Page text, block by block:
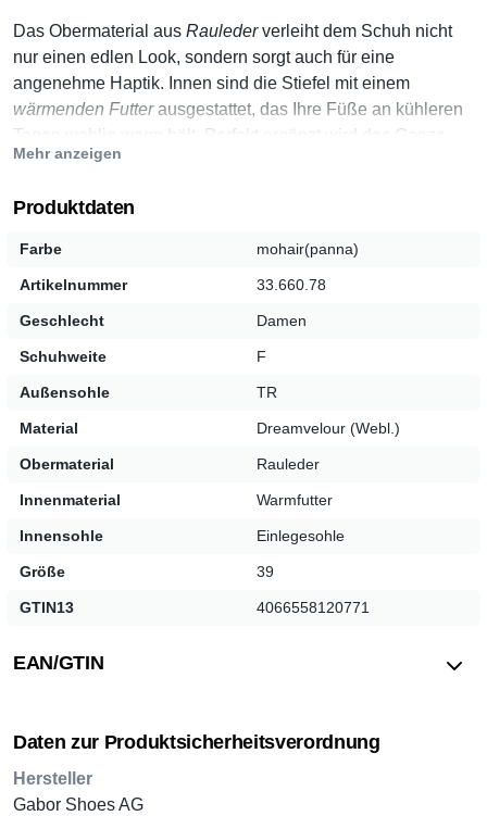
Das Obermaterial aus Raulederverleiht dem Schuh nicht
nur einen edlen Look, sondern sorgt auch für eine
angenehme Haptik. Innen sind die Stiefel mit einem
wärmenden Futterausgestattet, das Ihre Füße an kühleren
Tagen wohlig warm hält. Perfekt ergänzt wird das Ganze
durch eineweiche Einlegesohle
DieSchnürung
ermöglicht eine individuelle Anpassung an
Ihre Bedürfnisse, während die
robuste TR-Sohle
Lassen Sie sich von der Qualität und dem zeitlosen Design
dieser Gabor Schnürstiefel überzeugen und verleihen Sie
Mehr anzeigen
Produktdaten
Farbe mohair(panna)
Artikelnummer 33.660.78
Geschlecht Damen
Schuhweite F
Außensohle TR
Material Dreamvelour (Webl.)
Obermaterial Rauleder
Innenmaterial Warmfutter
Innensohle Einlegesohle
Größe 39
GTIN13 4066558120771
EAN/GTIN
Daten zur Produktsicherheitsverordnung
Hersteller
Gabor Shoes AG